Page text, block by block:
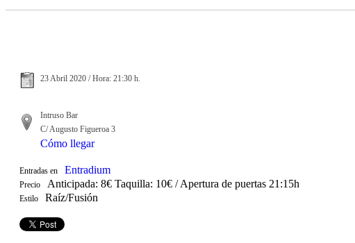
23 Abril 2020 / Hora: 21:30 h.
Intruso Bar
C/ Augusto Figueroa 3
Cómo llegar
Entradas en Entradium
Precio Anticipada: 8€ Taquilla: 10€ / Apertura de puertas 21:15h
Estilo Raíz/Fusión